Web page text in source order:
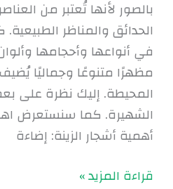
بالصور لأنها تُعتبر من
الحدائق والمناظر
في أنواعها وأحجامها
مظهرًا متنوعًا وجماليًا
المحيطة. إليك نظرة على
الشهيرة. كما سنستعرض اهم
أهمية أشجار الزينة: إضاءة
قراءة المزيد »